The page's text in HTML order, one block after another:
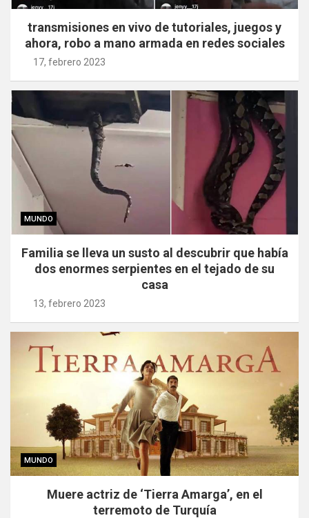
transmisiones en vivo de tutoriales, juegos y
ahora, robo a mano armada en redes sociales
17, febrero 2023
MUNDO
Familia se lleva un susto al descubrir que había
dos enormes serpientes en el tejado de su
casa
13, febrero 2023
MUNDO
Muere actriz de ‘Tierra Amarga’, en el
terremoto de Turquía